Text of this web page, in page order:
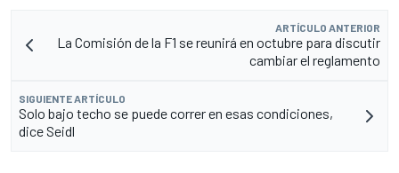
ARTÍCULO ANTERIOR
La Comisión de la F1 se reunirá en octubre para discutir
cambiar el reglamento
SIGUIENTE ARTÍCULO
Solo bajo techo se puede correr en esas condiciones,
dice Seidl